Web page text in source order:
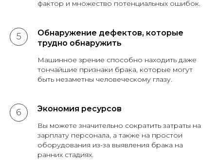
фактор и множество потенциальных ошибок.
Обнаружение дефектов, которые
трудно обнаружить
Машинное зрение способно находить даже
тончайшие признаки брака, которые могут
быть незаметны человеческому глазу.
Экономия ресурсов
Вы можете значительно сократить затраты на
зарплату персонала, а также на простои
оборудования из-за выявления брака на
ранних стадиях.